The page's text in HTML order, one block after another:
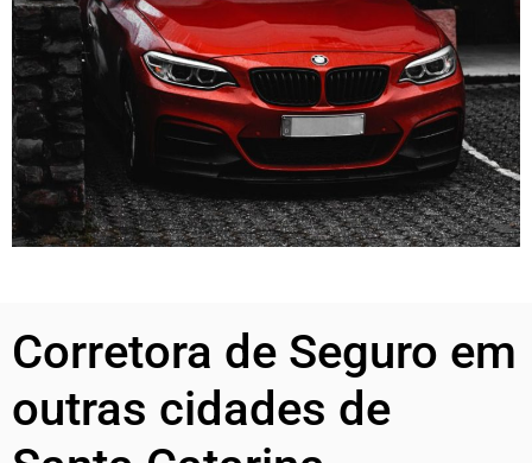
Corretora de Seguro em
outras cidades de